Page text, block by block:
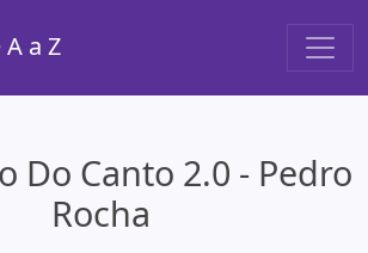
a Z
Do Canto 2.0 - Pedro
Rocha